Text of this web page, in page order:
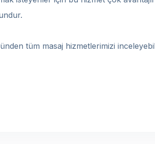
tüm masaj hizmetlerimizi